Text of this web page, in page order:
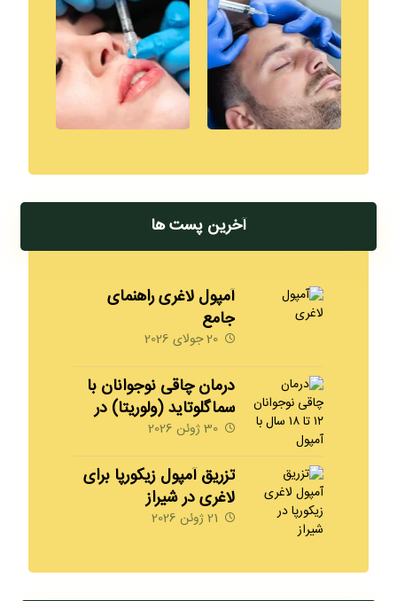
آخرین پست ها
آمپول لاغری راهنمای
جامع
20 جولای 2026
درمان چاقی نوجوانان با
سماگلوتاید (ولوریتا) در
شیراز | 09170008792
30 ژوئن 2026
تزریق آمپول زیکورپا برای
لاغری در شیراز
09170008792
21 ژوئن 2026